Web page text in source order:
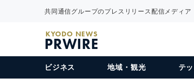
共同通信グループのプレスリリース配信メディア
KYODO NEWS
PRWIRE
ビジネス 地域・観光 テ